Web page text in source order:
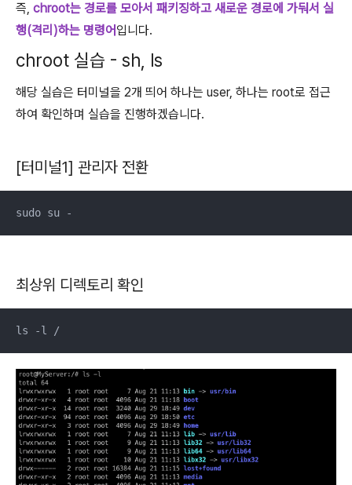
즉, chroot는 경로를 모아서 패키징하고 새로운 경로에 가둬서 실
행(격리)하는 명령어 입니다.
chroot 실습 - sh, ls
해당 실습은 터미널을 2개 띄어 하나는 user, 하나는 root로 접근
하여 확인하며 실습을 진행하겠습니다.
[터미널1] 관리자 전환
sudo su -
최상위 디렉토리 확인
ls -l /